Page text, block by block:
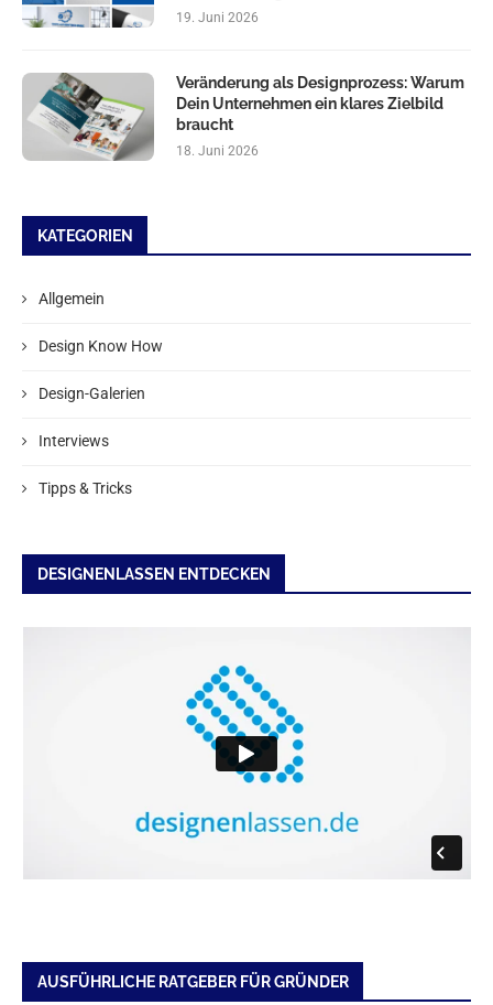
19. Juni 2026
Veränderung als Designprozess: Warum
Dein Unternehmen ein klares Zielbild
braucht
18. Juni 2026
KATEGORIEN
Allgemein
Design Know How
Design-Galerien
Interviews
Tipps & Tricks
DESIGNENLASSEN ENTDECKEN
AUSFÜHRLICHE RATGEBER FÜR GRÜNDER